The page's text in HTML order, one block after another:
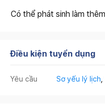
Có thể phát sinh làm
Điều kiện tuyển dụng
Yêu cầu Sơ yếu lý lịch